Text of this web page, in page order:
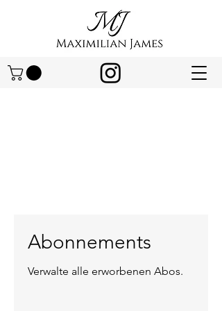
Abonnements
Verwalte alle erworbenen Abos.